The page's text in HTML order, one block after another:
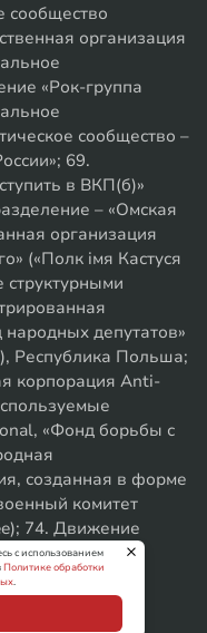
сообщество
организация
«Рок-группа
сообщество –
69.
в ВКП(б)»
– «Омская
организация
(«Полк iмя Кастуся
структурными
депутатов»
Республика Польша;
корпорация Anti-
«Фонд борьбы с
созданная в форме
комитет
74. Движение
75. «SxE
с использованием
Политике обработки
.